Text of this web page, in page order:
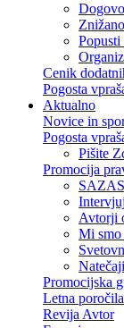
Cenik
Pogosta
Aktualno
Novice in
Pogosta
Pišite
Promocija
Avtorji
Mi
Promocijska
Letna poročila
Revija Avtor